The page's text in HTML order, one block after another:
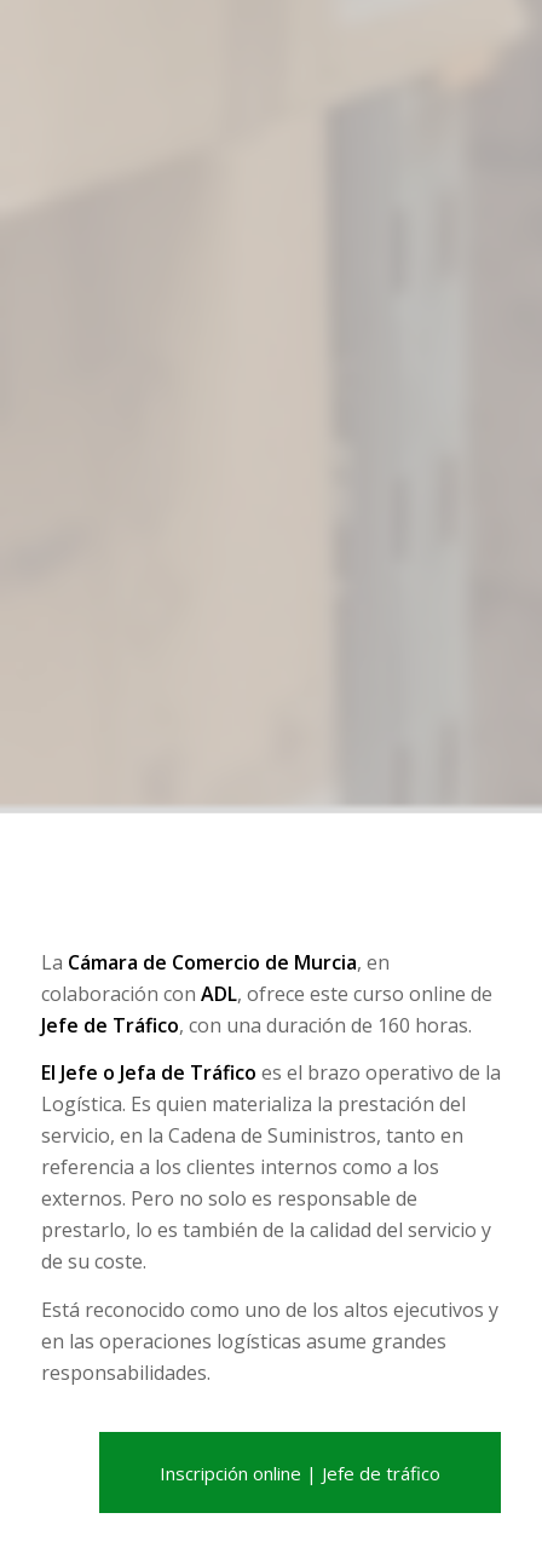
La Cámara de Comercio de Murcia, en
colaboración con ADL, ofrece este curso online de
Jefe de Tráfico, con una duración de 160 horas.
El Jefe o Jefa de Tráfico es el brazo operativo de la
Logística. Es quien materializa la prestación del
servicio, en la Cadena de Suministros, tanto en
referencia a los clientes internos como a los
externos. Pero no solo es responsable de
prestarlo, lo es también de la calidad del servicio y
de su coste.
Está reconocido como uno de los altos ejecutivos y
en las operaciones logísticas asume grandes
responsabilidades.
Inscripción online | Jefe de tráfico